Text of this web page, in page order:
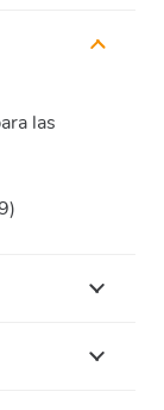
las